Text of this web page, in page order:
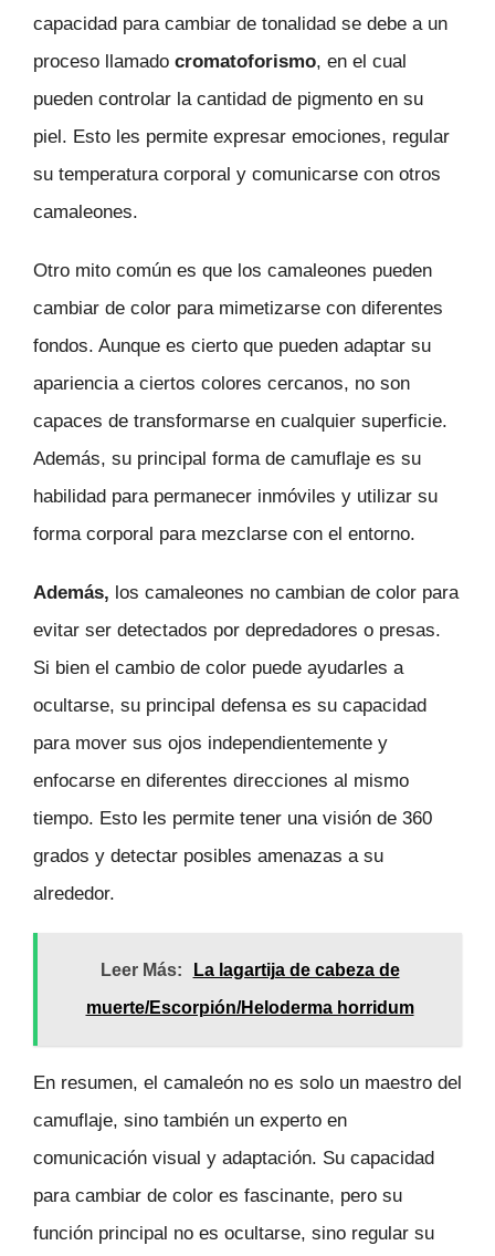
capacidad para cambiar de tonalidad se debe a un
proceso llamado cromatoforismo, en el cual
pueden controlar la cantidad de pigmento en su
piel. Esto les permite expresar emociones, regular
su temperatura corporal y comunicarse con otros
camaleones.
Otro mito común es que los camaleones pueden
cambiar de color para mimetizarse con diferentes
fondos. Aunque es cierto que pueden adaptar su
apariencia a ciertos colores cercanos, no son
capaces de transformarse en cualquier superficie.
Además, su principal forma de camuflaje es su
habilidad para permanecer inmóviles y utilizar su
forma corporal para mezclarse con el entorno.
Además, los camaleones no cambian de color para
evitar ser detectados por depredadores o presas.
Si bien el cambio de color puede ayudarles a
ocultarse, su principal defensa es su capacidad
para mover sus ojos independientemente y
enfocarse en diferentes direcciones al mismo
tiempo. Esto les permite tener una visión de 360
grados y detectar posibles amenazas a su
alrededor.
Leer Más:
La lagartija de cabeza de
muerte/Escorpión/Heloderma horridum
En resumen, el camaleón no es solo un maestro del
camuflaje, sino también un experto en
comunicación visual y adaptación. Su capacidad
para cambiar de color es fascinante, pero su
función principal no es ocultarse, sino regular su